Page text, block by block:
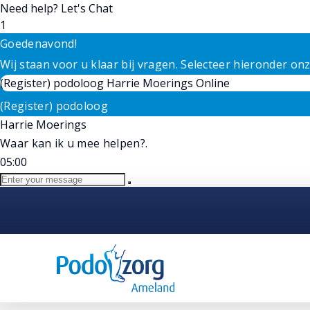
Need help? Let's Chat
1
Goedenavond!
Wij staan voor u klaar bij vragen. Selecteer hieronder
(Register) podoloog Harrie Moerings Online
(Register) podoloog
Harrie Moerings
Waar kan ik u mee helpen?.
05:00